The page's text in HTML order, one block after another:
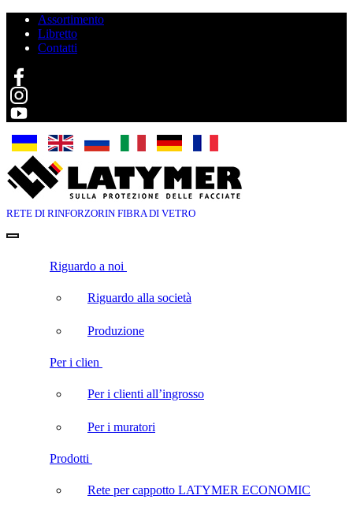
Assortimento
Libretto
Contatti
Search
RETE DI RINFORZORIN FIBRA DI VETRO
Riguardo a noi
Riguardo alla società
Produzione
Per i clien
Per i clienti all’ingrosso
Per i muratori
Prodotti
Rete per cappotto LATYMER ECONOMIC